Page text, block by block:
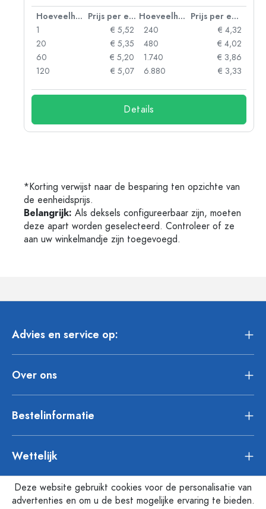
Hoeveelheid Prijs per eenheid Hoeveelheid
Prijs per eenheid
1
€ 5,52
20
€ 5,35
60
€ 5,20
120
€ 5,07
240
€ 4,32
480
€ 4,02
1.740
€ 3,86
6.880
€ 3,33
Details
*Korting verwijst naar de besparing ten opzichte van
de eenheidsprijs.
Belangrijk: Als deksels configureerbaar zijn, moeten
deze apart worden geselecteerd. Controleer of ze
aan uw winkelmandje zijn toegevoegd.
Advies en service op:
Over ons
Bestelinformatie
Wettelijk
Deze website gebruikt cookies voor de personalisatie van
advertenties en om u de best mogelijke ervaring te bieden.